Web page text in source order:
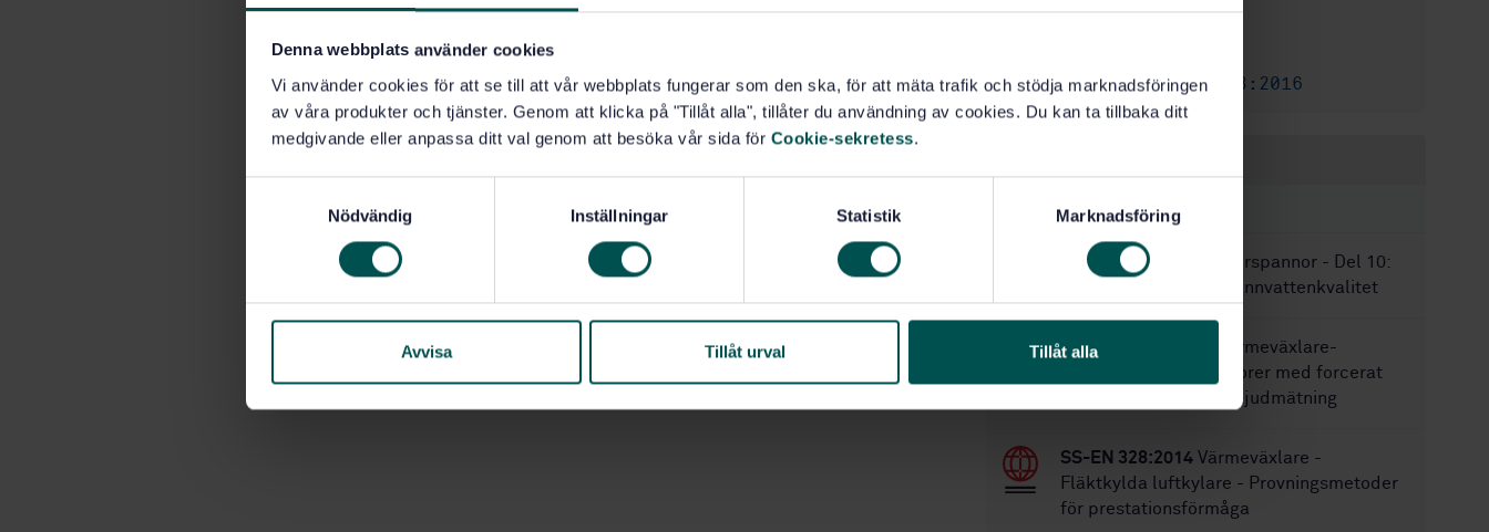
Denna webbplats använder cookies
Vi använder cookies för att se till att vår webbplats fungerar som den ska, för att mäta trafik och stödja marknadsföringen
av våra produkter och tjänster. Genom att klicka på "Tillåt alla", tillåter du användning av cookies. Du kan ta tillbaka ditt
medgivande eller anpassa ditt val genom att besöka vår sida för Cookie-sekretess.
s
Nödvändig Inställningar Statistik Marknadsföring
Avvisa Tillåt urval Tillåt alla
Korrigerar: SS-EN 12953-3:2016
STANDARDER
SS-EN 12953-10
Eldrörspannor - Del 10:
Krav på matar- och pannvattenkvalitet
SS-EN 13487:2019
Värmeväxlare-
Luftkylda kylkondensorer med forcerat
drag och torrkylare - Ljudmätning
SS-EN 328:2014 Värmeväxlare -
Fläktkylda luftkylare - Provningsmetoder
för prestationsförmåga